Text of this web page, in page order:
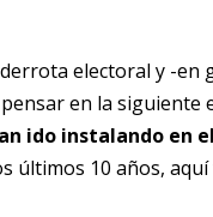
electoral y -en
en la siguiente
ido instalando en
últimos 10 años,